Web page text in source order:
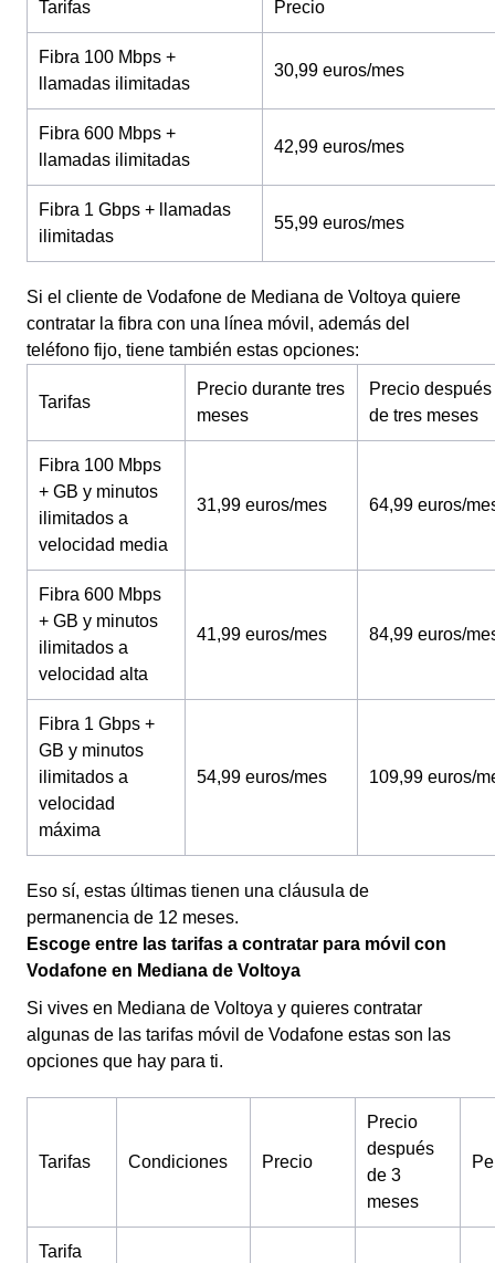
Tarifas Precio
Fibra 100 Mbps +
llamadas ilimitadas
30,99 euros/mes
Fibra 600 Mbps +
llamadas ilimitadas
42,99 euros/mes
Fibra 1 Gbps + llamadas
ilimitadas
55,99 euros/mes
Si el cliente de Vodafone de Mediana de Voltoya quiere
contratar la fibra con una línea móvil, además del
teléfono fijo, tiene también estas opciones:
Tarifas
Precio durante tres
meses
Precio después
de tres meses
Fibra 100 Mbps
+ GB y minutos
ilimitados a
velocidad media
31,99 euros/mes 64,99 euros/
Fibra 600 Mbps
+ GB y minutos
ilimitados a
velocidad alta
41,99 euros/mes 84,99 euros/
Fibra 1 Gbps +
GB y minutos
ilimitados a
velocidad
máxima
54,99 euros/mes 109,99 euros/
Eso sí, estas últimas tienen una cláusula de
permanencia de 12 meses.
Escoge entre las tarifas a contratar para móvil con
Vodafone en Mediana de Voltoya
Si vives en Mediana de Voltoya y quieres contratar
algunas de las tarifas móvil de Vodafone estas son las
opciones que hay para ti.
Tarifas Condiciones Precio
Precio
después
de 3
meses
Tarifa